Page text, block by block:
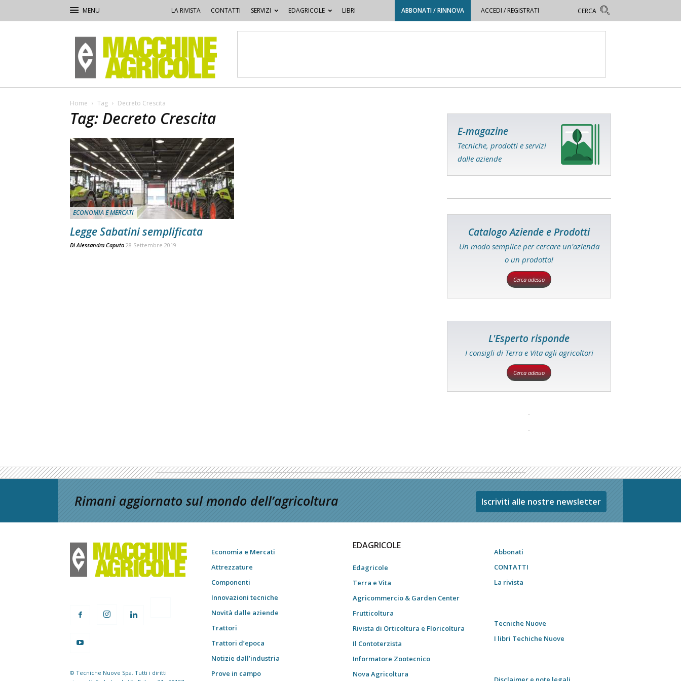
LA RIVISTA CONTATTI SERVIZI EDAGRICOLE LIBRI ABBONATI / RINNOVA ACCEDI / REGISTRATI
Macchine
Agricole
Home Tag Decreto Crescita
Tag: Decreto Crescita
ECONOMIA E MERCATI
Legge Sabatini semplificata
DiAlessandra Caputo 28 Settembre 2019
E-magazine
Tecniche, prodotti e servizi
dalle aziende
Catalogo Aziende e Prodotti
Un modo semplice per cercare un'azienda
o un prodotto!
Cerca adesso
L'Esperto risponde
I consigli di Terra e Vita agli agricoltori
Cerca adesso
Rimani aggiornato sul mondo dell’agricoltura Iscriviti alle nostre newsletter
© Tecniche Nuove Spa. Tutti i diritti
Economia e Mercati
Attrezzature
Componenti
Innovazioni tecniche
Novità dalle aziende
Trattori
Trattori d’epoca
Notizie dall’industria
Prove in campo
EDAGRICOLE
Edagricole
Terra e Vita
Agricommercio & Garden Center
Frutticoltura
Rivista di Orticoltura e Floricoltura
Il Contoterzista
Informatore Zootecnico
Nova Agricoltura
Abbonati
CONTATTI
La rivista
Tecniche Nuove
I libri Techiche Nuove